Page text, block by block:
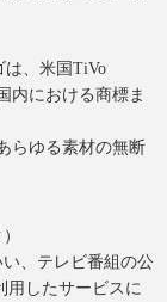
は、米国TiVo
内における商標ま
らゆる素材の無断
い、テレビ番組の公
用したサービスに